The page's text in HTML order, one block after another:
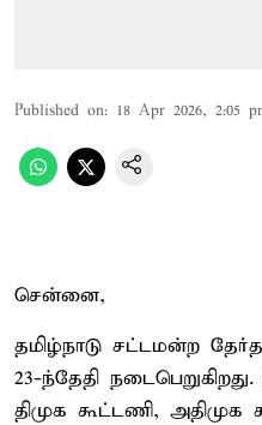
Published on: 18 Apr 2026, 2:05
சென்னை,
தமிழ்நாடு சட்டமன்ற
23-ந்தேதி
திமுக கூட்டணி, அதிமுக